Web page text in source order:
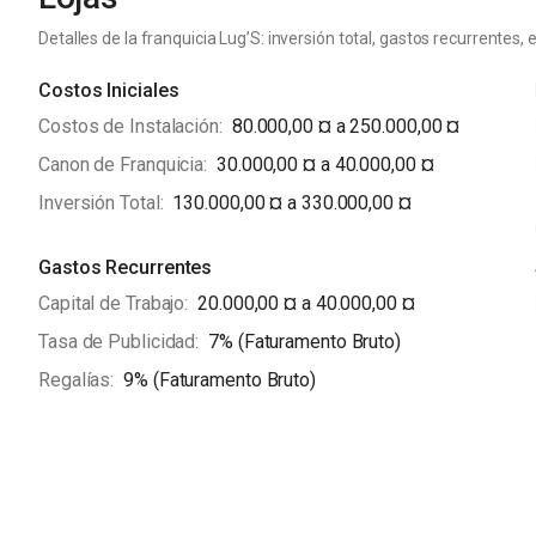
mais saudável para todos.
escolhido e a localização da loja, assim como o pagamento
oferece treinamento completo e suporte para seus
gerenciar a loja e controlar os estoques.
No geral, a franquia Lug’S é uma excelente oportunidade
comprometida com o bem-estar dos seus clientes e do
seus franqueados, incluindo um modelo de negócio
consumidores.
Detalles de la franquicia Lug’S: inversión total, gastos recurrentes,
Costos Iniciales
Costos de Instalación
80.000,00 ¤ a 250.000,00 ¤
Canon de Franquicia 30.000,00 ¤ a 40.000,00 ¤
Inversión Total
130.000,00 ¤ a 330.000,00 ¤
Gastos Recurrentes
Capital de Trabajo 20.000,00 ¤ a 40.000,00 ¤
Tasa de Publicidad
7% (Faturamento Bruto)
Regalías 9% (Faturamento Bruto)